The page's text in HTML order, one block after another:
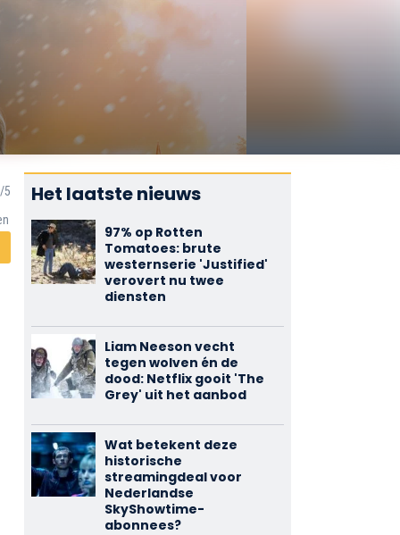
Het laatste nieuws
97% op Rotten
Tomatoes: brute
westernserie 'Justified'
verovert nu twee
diensten
Liam Neeson vecht
tegen wolven én de
dood: Netflix gooit 'The
Grey' uit het aanbod
Wat betekent deze
historische
streamingdeal voor
Nederlandse
SkyShowtime-
abonnees?